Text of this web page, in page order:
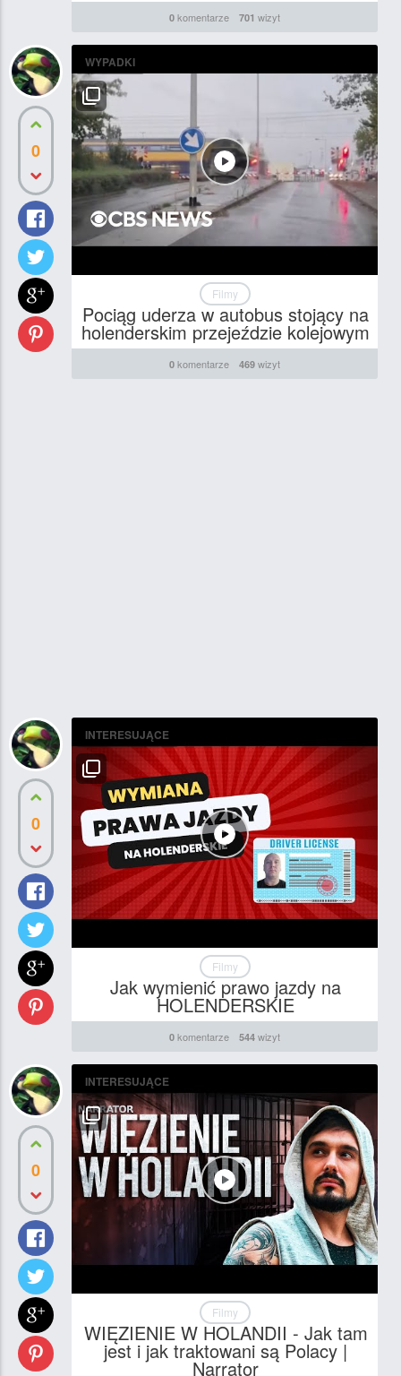
0 komentarze 701 wizyt
0
WYPADKI
Filmy
Pociąg uderza w autobus stojący na
holenderskim przejeździe kolejowym
0 komentarze 469 wizyt
0
INTERESUJĄCE
Filmy
Jak wymienić prawo jazdy na
HOLENDERSKIE
0 komentarze 544 wizyt
0
INTERESUJĄCE
Filmy
WIĘZIENIE W HOLANDII - Jak tam
jest i jak traktowani są Polacy |
Narrator